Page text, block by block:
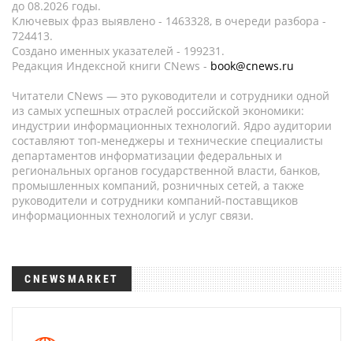
до 08.2026 годы.
Ключевых фраз выявлено - 1463328, в очереди разбора -
724413.
Создано именных указателей - 199231.
Редакция Индексной книги CNews - book@cnews.ru
Читатели CNews — это руководители и сотрудники одной
из самых успешных отраслей российской экономики:
индустрии информационных технологий. Ядро аудитории
составляют топ-менеджеры и технические специалисты
департаментов информатизации федеральных и
региональных органов государственной власти, банков,
промышленных компаний, розничных сетей, а также
руководители и сотрудники компаний-поставщиков
информационных технологий и услуг связи.
CNEWSMARKET